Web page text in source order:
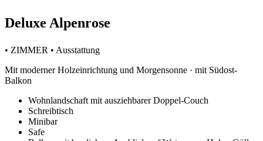
Deluxe Alpenrose
• ZIMMER • Ausstattung
Mit moderner Holzeinrichtung und Morgensonne · mit Südost-
Balkon
Wohnlandschaft mit ausziehbarer Doppel-Couch
Schreibtisch
Minibar
Safe